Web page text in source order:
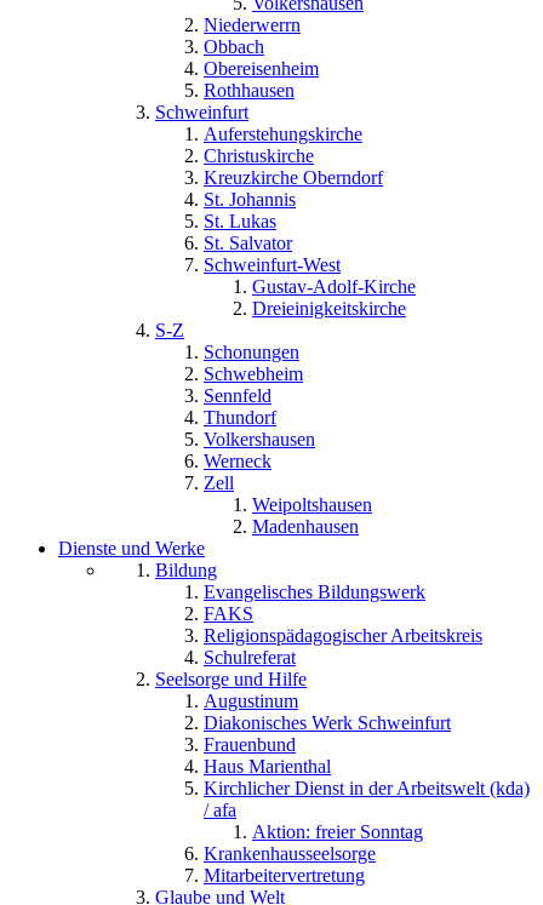
Niederwerrn
Obbach
Obereisenheim
Rothhausen
Schweinfurt
Auferstehungskirche
Christuskirche
Kreuzkirche Oberndorf
St. Johannis
St. Lukas
St. Salvator
Schweinfurt-West
Gustav-Adolf-Kirche
Dreieinigkeitskirche
S-Z
Schonungen
Schwebheim
Sennfeld
Thundorf
Volkershausen
Werneck
Zell
Weipoltshausen
Madenhausen
Dienste und Werke
Bildung
Evangelisches Bildungswerk
FAKS
Religionspädagogischer Arbeitskreis
Schulreferat
Seelsorge und Hilfe
Augustinum
Diakonisches Werk Schweinfurt
Frauenbund
Haus Marienthal
Kirchlicher Dienst in der Arbeitswelt (kda)
/ afa
Aktion: freier Sonntag
Krankenhausseelsorge
Mitarbeitervertretung
Glaube und Welt